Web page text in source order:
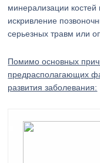
минерализации костей
искривление
серьезных травм или
Помимо основных
предрасполагающих
развития заболевания: